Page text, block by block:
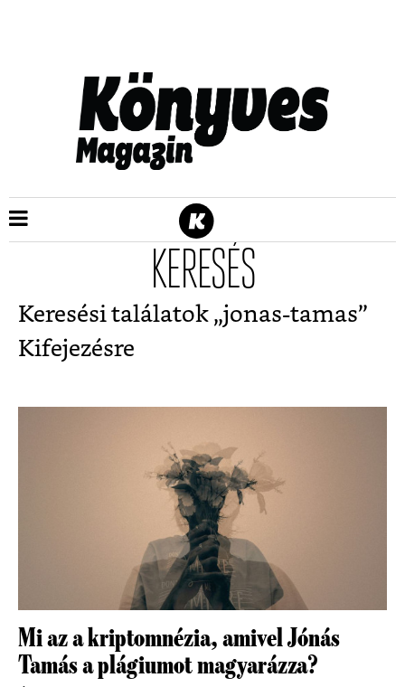
KERESÉS
Keresési találatok „jonas-tamas”
Kifejezésre
Mi az a kriptomnézia, amivel Jónás
Tamás a plágiumot magyarázza?